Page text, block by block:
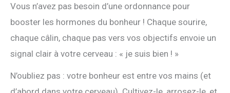
Vous n’avez pas besoin d’une ordonnance pour
booster les hormones du bonheur ! Chaque sourire,
chaque câlin, chaque pas vers vos objectifs envoie un
signal clair à votre cerveau : « je suis bien ! »
N’oubliez pas : votre bonheur est entre vos mains (et